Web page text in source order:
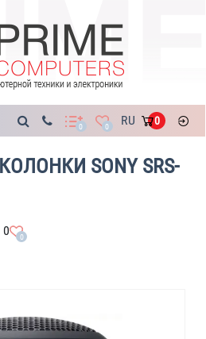
0 0 RU 0
SONY SRS-
0 0